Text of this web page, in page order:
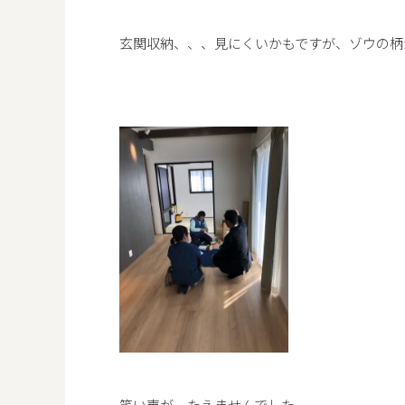
玄関収納、、、見にくいかもですが、ゾウの